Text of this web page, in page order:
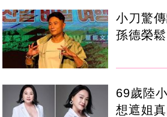
小刀驚
孫德榮
69歲陸
想遮姐真